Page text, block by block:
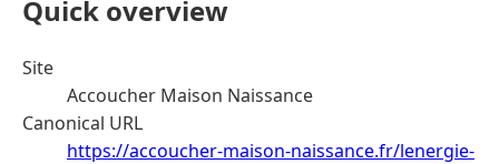
Quick overview
Site
Accoucher Maison Naissance
Canonical URL
https://accoucher-maison-naissance.fr/lenergie-